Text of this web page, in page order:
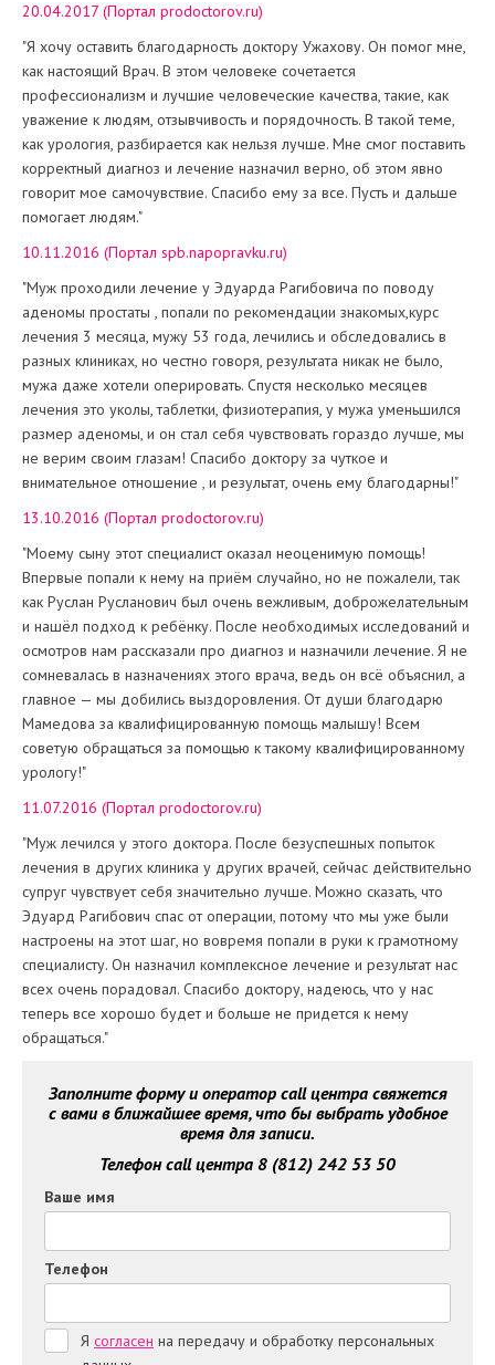
20.04.2017 (Портал prodoctorov.ru)
"Я хочу оставить благодарность доктору Ужахову. Он помог мне,
как настоящий Врач. В этом человеке сочетается
профессионализм и лучшие человеческие качества, такие, как
уважение к людям, отзывчивость и порядочность. В такой теме,
как урология, разбирается как нельзя лучше. Мне смог поставить
корректный диагноз и лечение назначил верно, об этом явно
говорит мое самочувствие. Спасибо ему за все. Пусть и дальше
помогает людям."
10.11.2016 (Портал spb.napopravku.ru)
"Муж проходили лечение у Эдуарда Рагибовича по поводу
аденомы простаты , попали по рекомендации знакомых,курс
лечения 3 месяца, мужу 53 года, лечились и обследовались в
разных клиниках, но честно говоря, результата никак не было,
мужа даже хотели оперировать. Спустя несколько месяцев
лечения это уколы, таблетки, физиотерапия, у мужа уменьшился
размер аденомы, и он стал себя чувствовать гораздо лучше, мы
не верим своим глазам! Спасибо доктору за чуткое и
внимательное отношение , и результат, очень ему благодарны!"
13.10.2016 (Портал prodoctorov.ru)
"Моему сыну этот специалист оказал неоценимую помощь!
Впервые попали к нему на приём случайно, но не пожалели, так
как Руслан Русланович был очень вежливым, доброжелательным
и нашёл подход к ребёнку. После необходимых исследований и
осмотров нам рассказали про диагноз и назначили лечение. Я не
сомневалась в назначениях этого врача, ведь он всё объяснил, а
главное — мы добились выздоровления. От души благодарю
Мамедова за квалифицированную помощь малышу! Всем
советую обращаться за помощью к такому квалифицированному
урологу!"
11.07.2016 (Портал prodoctorov.ru)
"Муж лечился у этого доктора. После безуспешных попыток
лечения в других клиника у других врачей, сейчас действительно
супруг чувствует себя значительно лучше. Можно сказать, что
Эдуард Рагибович спас от операции, потому что мы уже были
настроены на этот шаг, но вовремя попали в руки к грамотному
специалисту. Он назначил комплексное лечение и результат нас
всех очень порадовал. Спасибо доктору, надеюсь, что у нас
теперь все хорошо будет и больше не придется к нему
обращаться."
Заполните форму и оператор call центра свяжется
с вами в ближайшее время, что бы выбрать удобное
время для записи.
Телефон call центра 8 (812) 242 53 50
Ваше имя
Телефон
Я согласен на передачу и обработку персональных